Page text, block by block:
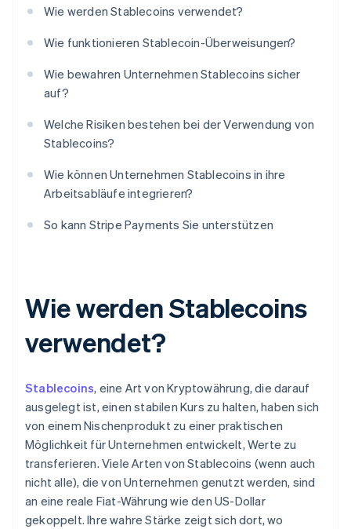
Wie werden Stablecoins verwendet?
Wie funktionieren Stablecoin-Überweisungen?
Wie bewahren Unternehmen Stablecoins sicher
auf?
Welche Risiken bestehen bei der Verwendung von
Stablecoins?
Wie können Unternehmen Stablecoins in ihre
Arbeitsabläufe integrieren?
So kann Stripe Payments Sie unterstützen
Wie werden Stablecoins
verwendet?
Stablecoins, eine Art von Kryptowährung, die darauf
ausgelegt ist, einen stabilen Kurs zu halten, haben sich
von einem Nischenprodukt zu einer praktischen
Möglichkeit für Unternehmen entwickelt, Werte zu
transferieren. Viele Arten von Stablecoins (wenn auch
nicht alle), die von Unternehmen genutzt werden, sind
an eine reale Fiat-Währung wie den US-Dollar
gekoppelt. Ihre wahre Stärke zeigt sich dort, wo